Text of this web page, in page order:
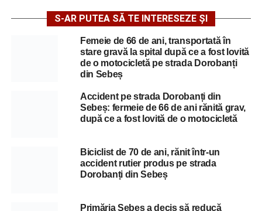
S-AR PUTEA SĂ TE INTERESEZE ȘI
Femeie de 66 de ani, transportată în
stare gravă la spital după ce a fost lovită
de o motocicletă pe strada Dorobanți
din Sebeș
Accident pe strada Dorobanți din
Sebeș: fermeie de 66 de ani rănită grav,
după ce a fost lovită de o motocicletă
Biciclist de 70 de ani, rănit într-un
accident rutier produs pe strada
Dorobanți din Sebeș
Primăria Sebeș a decis să reducă